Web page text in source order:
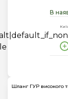
В
Шланг ГУР високого